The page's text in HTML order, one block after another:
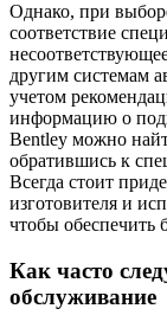
Однако, при
соответствие
другим системам
учетом
информацию о
Bentley можно
обратившись к
Всегда стоит
изготовителя и
чтобы обеспечить
Как часто
обслуживание